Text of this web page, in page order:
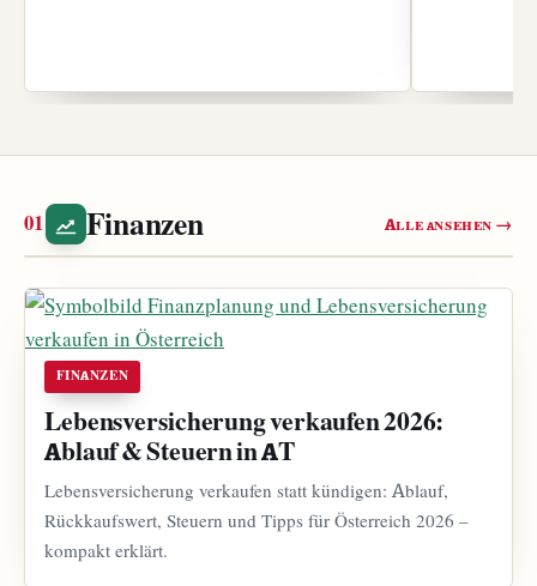
Finanzen Alle ansehen →
FINANZEN
Lebensversicherung verkaufen 2026:
Ablauf & Steuern in AT
Lebensversicherung verkaufen statt kündigen: Ablauf,
Rückkaufswert, Steuern und Tipps für Österreich 2026 –
kompakt erklärt.